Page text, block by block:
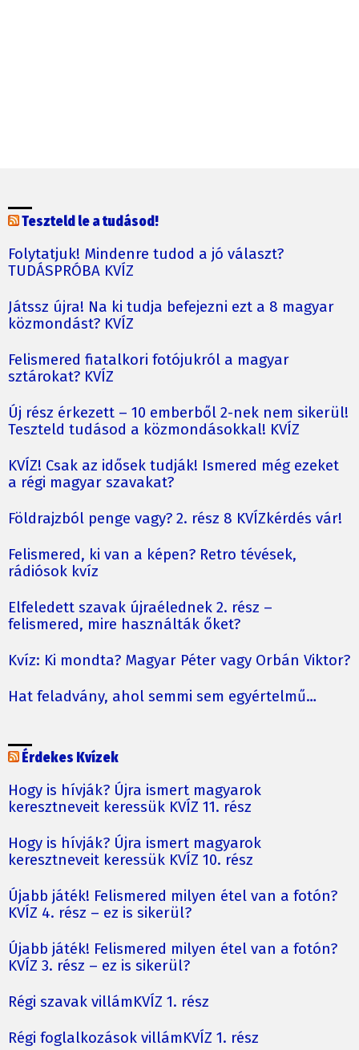
Teszteld le a tudásod!
Folytatjuk! Mindenre tudod a jó választ?
TUDÁSPRÓBA KVÍZ
Játssz újra! Na ki tudja befejezni ezt a 8 magyar
közmondást? KVÍZ
Felismered fiatalkori fotójukról a magyar
sztárokat? KVÍZ
Új rész érkezett – 10 emberből 2-nek nem sikerül!
Teszteld tudásod a közmondásokkal! KVÍZ
KVÍZ! Csak az idősek tudják! Ismered még ezeket
a régi magyar szavakat?
Földrajzból penge vagy? 2. rész 8 KVÍZkérdés vár!
Felismered, ki van a képen? Retro tévések,
rádiósok kvíz
Elfeledett szavak újraélednek 2. rész –
felismered, mire használták őket?
Kvíz: Ki mondta? Magyar Péter vagy Orbán Viktor?
Hat feladvány, ahol semmi sem egyértelmű…
Érdekes Kvízek
Hogy is hívják? Újra ismert magyarok
keresztneveit keressük KVÍZ 11. rész
Hogy is hívják? Újra ismert magyarok
keresztneveit keressük KVÍZ 10. rész
Újabb játék! Felismered milyen étel van a fotón?
KVÍZ 4. rész – ez is sikerül?
Újabb játék! Felismered milyen étel van a fotón?
KVÍZ 3. rész – ez is sikerül?
Régi szavak villámKVÍZ 1. rész
Régi foglalkozások villámKVÍZ 1. rész